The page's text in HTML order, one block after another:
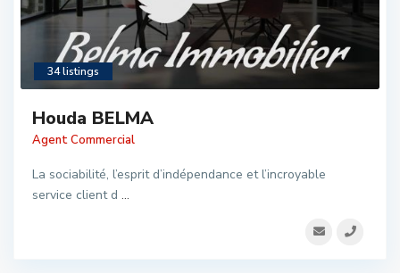
34 listings
Houda BELMA
Agent Commercial
La sociabilité, l’esprit d’indépendance et l’incroyable
service client d ...